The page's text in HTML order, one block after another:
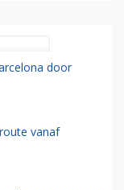
door
vanaf